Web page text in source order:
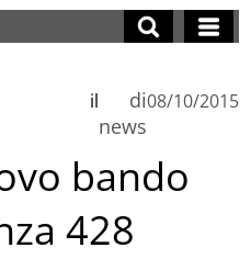
di
news
il 08/10/2015
bando
428